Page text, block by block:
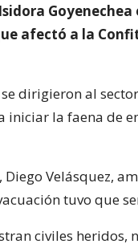
Goyenechea
afectó a la
dirigieron al
iniciar la faena de
Velásquez,
tuvo que
civiles